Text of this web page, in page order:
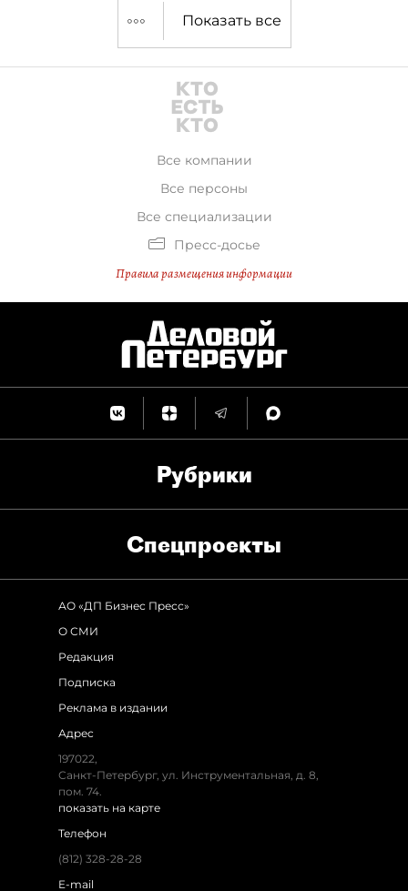
Показать все
Все компании
Все персоны
Все специализации
Пресс-досье
Правила размещения информации
Рубрики
Спец­проекты
АО «ДП Бизнес Пресс»
О СМИ
Редакция
Подписка
Реклама в издании
Адрес
197022,
Санкт-Петербург, ул. Инструментальная, д. 8,
пом. 74.
показать на карте
Телефон
(812) 328-28-28
E-mail